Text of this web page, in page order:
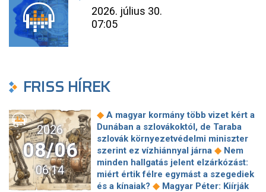
2026. július 30.
07:05
FRISS HÍREK
2026
08/06
06:14
◆ A magyar kormány több vizet kért a
Dunában a szlovákoktól, de Taraba
szlovák környezetvédelmi miniszter
szerint ez vízhiánnyal járna ◆ Nem
minden hallgatás jelent elzárkózást:
miért értik félre egymást a szegediek
és a kínaiak? ◆ Magyar Péter: Kiírják